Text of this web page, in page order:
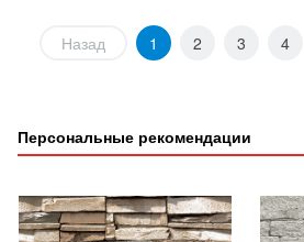
Назад 1 2 3 4
Персональные рекомендации